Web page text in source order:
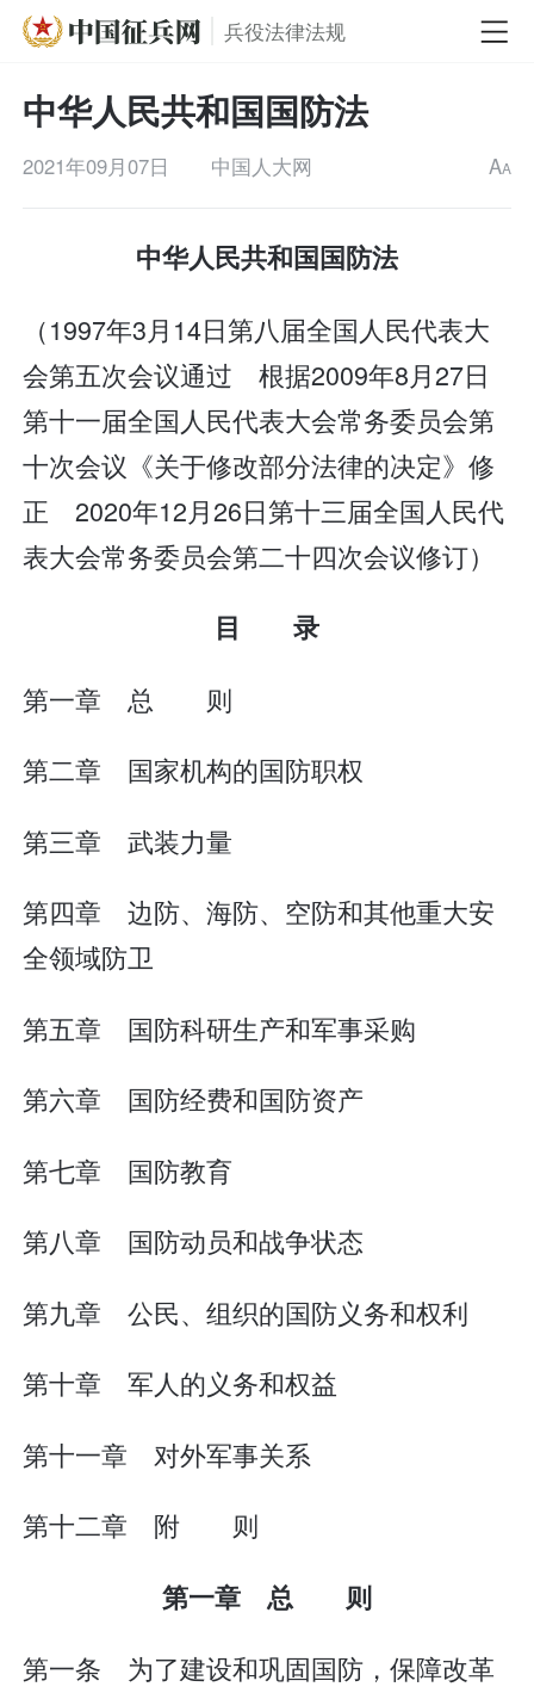
兵役法律法规
中华人民共和国国防法
2021年09月07日 中国人大网 AA
中华人民共和国国防法
（1997年3月14日第八届全国人民代表大
会第五次会议通过 根据2009年8月27日
第十一届全国人民代表大会常务委员会第
十次会议《关于修改部分法律的决定》修
正 2020年12月26日第十三届全国人民代
表大会常务委员会第二十四次会议修订）
目 录
第一章 总 则
第二章 国家机构的国防职权
第三章 武装力量
第四章 边防、海防、空防和其他重大安
全领域防卫
第五章 国防科研生产和军事采购
第六章 国防经费和国防资产
第七章 国防教育
第八章 国防动员和战争状态
第九章 公民、组织的国防义务和权利
第十章 军人的义务和权益
第十一章 对外军事关系
第十二章 附 则
第一章 总 则
第一条 为了建设和巩固国防，保障改革